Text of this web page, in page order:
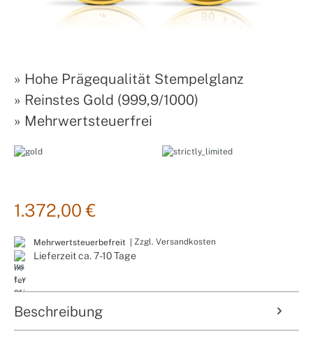
» Hohe Prägequalität Stempelglanz
» Reinstes Gold (999,9/1000)
» Mehrwertsteuerfrei
1.372,00 €
Mehrwertsteuerbefreit | Zzgl. Versandkosten
Lieferzeit ca. 7-10 Tage
Beschreibung